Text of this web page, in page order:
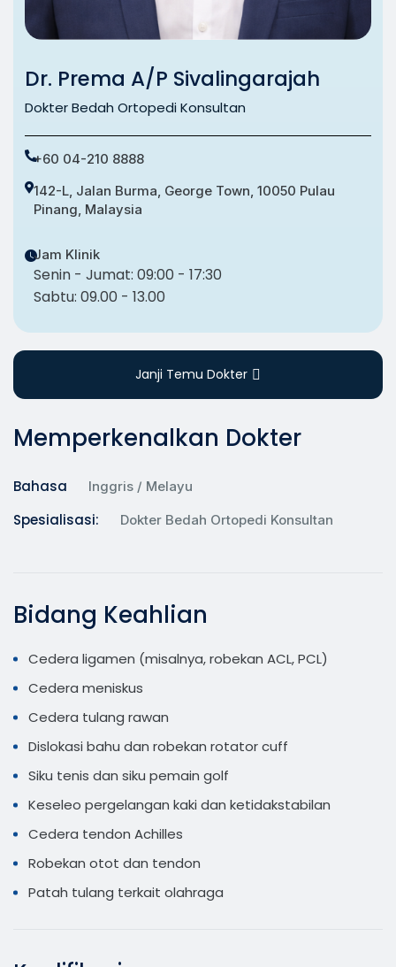
Dr. Prema A/P Sivalingarajah
Dokter Bedah Ortopedi Konsultan
+60 04-210 8888
142-L, Jalan Burma, George Town, 10050 Pulau
Pinang, Malaysia
Jam Klinik
Senin - Jumat: 09:00 - 17:30
Sabtu: 09.00 - 13.00
Janji Temu Dokter
Memperkenalkan Dokter
Bahasa Inggris / Melayu
Spesialisasi: Dokter Bedah Ortopedi Konsultan
Bidang Keahlian
Cedera ligamen (misalnya, robekan ACL, PCL)
Cedera meniskus
Cedera tulang rawan
Dislokasi bahu dan robekan rotator cuff
Siku tenis dan siku pemain golf
Keseleo pergelangan kaki dan ketidakstabilan
Cedera tendon Achilles
Robekan otot dan tendon
Patah tulang terkait olahraga